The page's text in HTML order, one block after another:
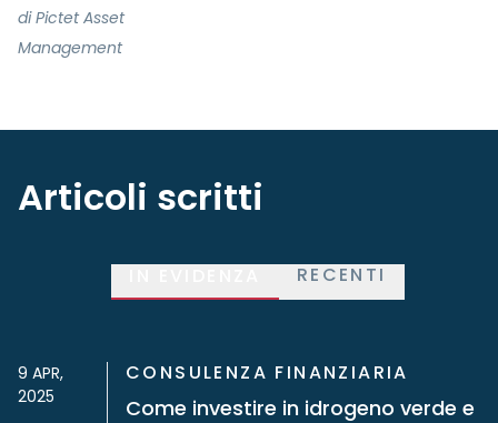
di Pictet Asset
Management
Articoli scritti
RECENTI
9 APR,
2025
CONSULENZA FINANZIARIA
Come investire in idrogeno verde e